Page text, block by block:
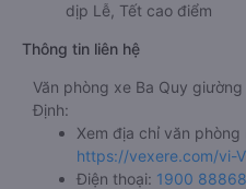
dịp Lễ, Tết cao điểm
Thông tin liên hệ
Văn phòng xe Ba Quy
Định:
Xem địa chỉ văn phòng
https://vexere.com/vi-
Điện thoại: 1900